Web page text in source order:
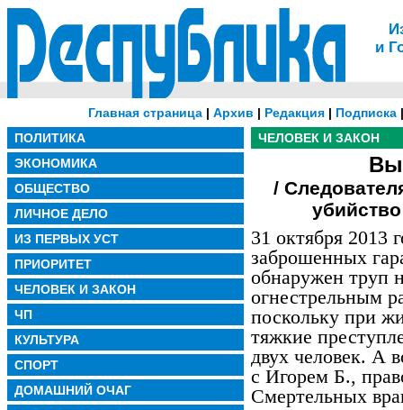
и
Главная страница | Архив | Редакция | Подписка
ПОЛИТИКА
ЭКОНОМИКА
ОБЩЕСТВО
ЛИЧНОЕ ДЕЛО
ИЗ ПЕРВЫХ УСТ
ПРИОРИТЕТ
ЧЕЛОВЕК И ЗАКОН
ЧП
КУЛЬТУРА
СПОРТ
ДОМАШНИЙ ОЧАГ
ЧЕЛОВЕК И ЗАКОН
/
31 октября 2013
заброшенных
обнаружен труп
огнестрельным
поскольку при
тяжкие
двух человек. А
с Игорем Б.,
Смертельных